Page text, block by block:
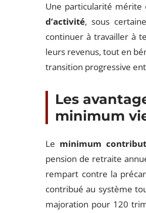
Une particularité mérite
d’activité, sous
continuer à travailler à
leurs revenus, tout en
transition progressive
Les
minimum
Le minimum
pension de retraite
rempart contre la
contribué au système
majoration pour 120